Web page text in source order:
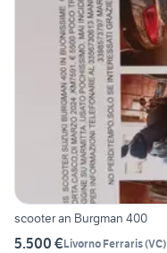
scooter an Burgman 400
5.500 €Livorno Ferraris(VC)